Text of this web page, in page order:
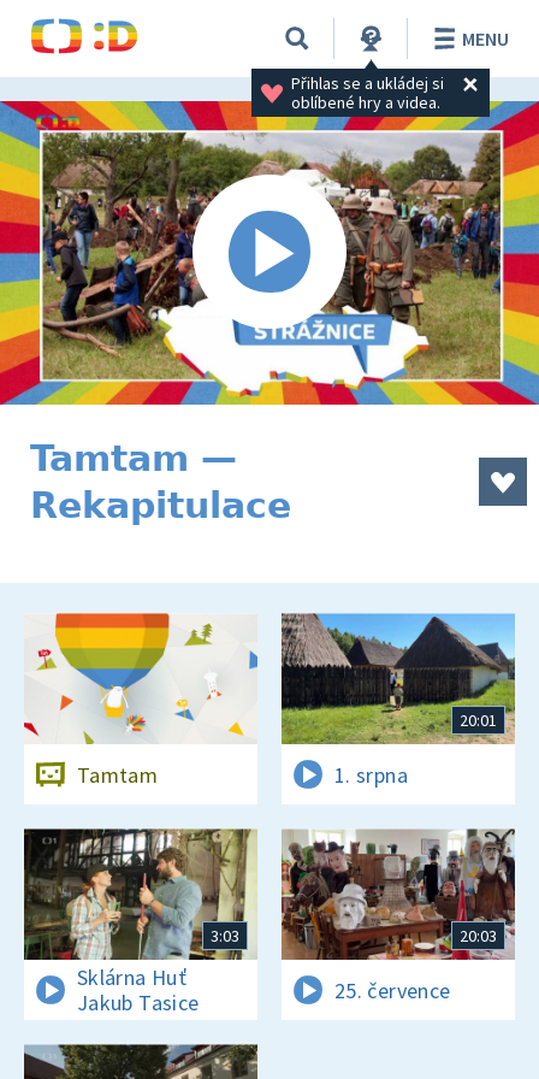
Přihlas se a ukládej si
oblíbené hry a videa.
MENU
Tamtam —
Rekapitulace
Tamtam
20:01
1. srpna
3:03
Sklárna Huť
Jakub Tasice
20:03
25. července